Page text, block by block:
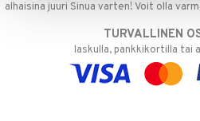
alhaisina juuri Sinua varten! Voit olla
TURVALLINEN
laskulla, pankkikortilla tai